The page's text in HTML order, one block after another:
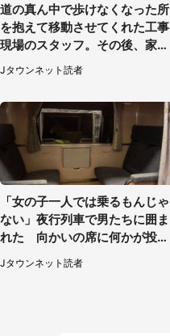
道の真ん中で歩けなくなった所
を抱えて移動させてくれた工事
現場のスタッフ。その後、家ま
で私を送ると（大阪府・40代女
性）
Jタウンネット読者
「女の子一人では乗るもんじゃ
ない」夜行列車で男たちに囲ま
れた 向かいの席に何かが投げ
られて（秋田県・60代女性）
Jタウンネット読者